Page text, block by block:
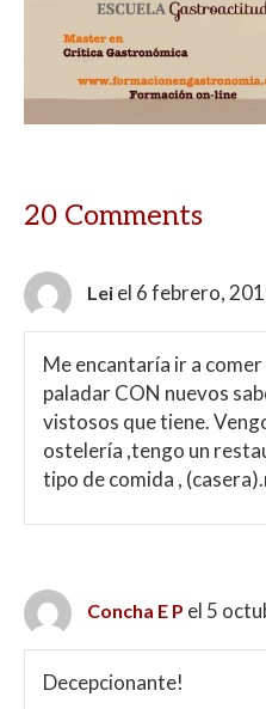
20 Comments
Lei el 6 febrero,
Me encantaría ir a
paladar CON nuevos
vistosos que tiene.
ostelería ,tengo un
tipo de comida ,
Concha E P el 5
Decepcionante!